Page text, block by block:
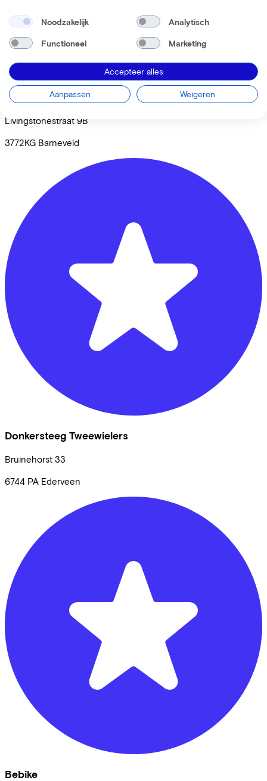
Broekhuis Fietsen Barneveld
Livingstonestraat 9B
3772KG Barneveld
Donkersteeg Tweewielers
Bruinehorst 33
6744 PA Ederveen
Bebike
Noodzakelijk Analytisch
Functioneel Marketing
Accepteer alles
Aanpassen Weigeren